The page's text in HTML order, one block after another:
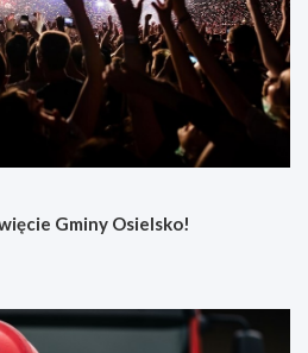
Gminy Osielsko!